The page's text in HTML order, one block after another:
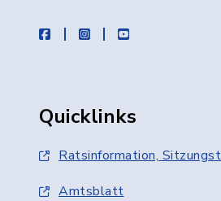
facebookinstagramyoutube
Quicklinks
Ratsinformation,
Amtsblatt